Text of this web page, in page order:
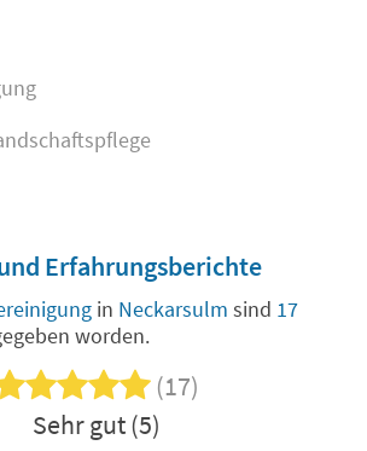
Erfahrungsberichte
in Neckarsulm sind 17
worden.
(17)
Sehr gut (5)